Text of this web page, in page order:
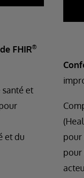
FHIR®
et
et du
pour
pour